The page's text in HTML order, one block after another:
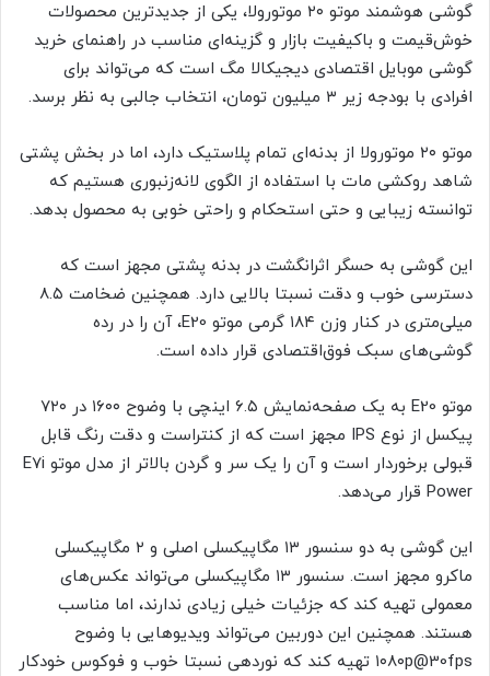
گوشی هوشمند موتو ۲۰ موتورولا، یکی از جدیدترین محصولات
خوش‌قیمت و باکیفیت بازار و گزینه‌ای مناسب در راهنمای خرید
گوشی موبایل اقتصادی دیجیکالا مگ است که می‌تواند برای
افرادی با بودجه زیر ۳ میلیون تومان، انتخاب جالبی به نظر برسد.
موتو ۲۰ موتورولا از بدنه‌ای تمام پلاستیک دارد، اما در بخش پشتی
شاهد روکشی مات با استفاده از الگوی لانه‌زنبوری هستیم که
توانسته زیبایی و حتی استحکام و راحتی خوبی به محصول بدهد.
این گوشی به حسگر اثرانگشت در بدنه پشتی مجهز است که
دسترسی خوب و دقت نسبتا بالایی دارد. همچنین ضخامت ۸.۵
میلی‌متری در کنار وزن ۱۸۴ گرمی‌ موتو E20، آن را در رده
گوشی‌های سبک فوق‌اقتصادی قرار داده است.
موتو E20 به یک صفحه‌نمایش ۶.۵ اینچی با وضوح ۱۶۰۰ در ۷۲۰
پیکسل از نوع IPS مجهز است که از کنتراست و دقت رنگ قابل
قبولی برخوردار است و آن را یک سر و گردن بالاتر از مدل موتو E7i
Power قرار می‌دهد.
این گوشی به دو سنسور ۱۳ مگاپیکسلی اصلی و ۲ مگاپیکسلی
ماکرو مجهز است. سنسور ۱۳ مگاپیکسلی می‌تواند عکس‌های
معمولی تهیه کند که جزئیات خیلی زیادی ندارند، اما مناسب
هستند. همچنین این دوربین می‌تواند ویدیوهایی با وضوح
۱۰۸۰p@30fps تهیه کند که نوردهی نسبتا خوب و فوکوس خودکار